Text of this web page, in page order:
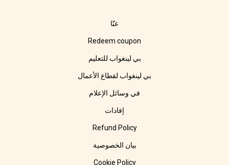
عنّا
Redeem coupon
بي لينغواب للتعليم
بي لينغواب لقطاع الأعمال
في وسائل الإعلام
إفادات
Refund Policy
بيان الخصوصية
Cookie Policy